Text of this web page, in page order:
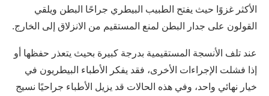
الأكثر غزوًا حيث يفتح الطبيب البيطري جراحًا البطن ويلقي
القولون على جدار البطن لمنع المستقيم من الانزلاق إلى الخارج.
عند تلف الأنسجة المستقيمية بدرجة كبيرة بحيث يتعذر حفظها أو
إذا فشلت الإجراءات الأخرى، فقد يفكر الأطباء البيطريون في
خيار نهائي واحد، وفي هذه الحالات قد يزيل الأطباء جراحيًا نسيج